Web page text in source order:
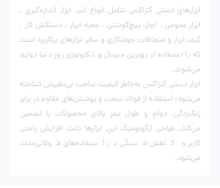
ابزارهای دستی کنزاکس شامل انواع انبر، ابزار اندازه‌گیری ،
ابزار عمومی ، آچار، پیچ‌گوشتی ، جعبه ابزار ، دستکش کار ،
کیف ابزار و متعلاقات جوشکاری و سایر ابزارهای پرکاربرد است
که با استفاده از بهترین متریال و تکنولوژی روز دنیا تولید
می‌شوند.
ابزار دستی کنزاکس به‌خاطر کیفیت ساخت بی‌نظیرش شناخته
می‌شود؛ استفاده از فولاد سخت و پوشش‌های مقاوم در برابر
زنگ‌زدگی، دوام و طول عمر بالای محصولات را تضمین
می‌کند. طراحی ارگونومیک این ابزارها باعث افزایش راحتی
کاربر و کاهش خستگی در استفاده‌های طولانی‌مدت
می‌شود.